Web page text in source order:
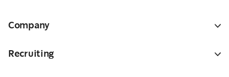
Company
Recruiting